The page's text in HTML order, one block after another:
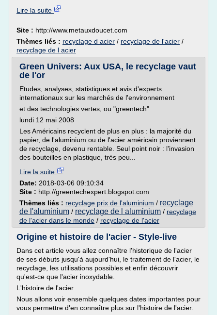
Lire la suite
Site : http://www.metauxdoucet.com
Thèmes liés : recyclage d acier / recyclage de l'acier /
recyclage de l acier
Green Univers: Aux USA, le recyclage vaut
de l'or
Etudes, analyses, statistiques et avis d'experts
internationaux sur les marchés de l'environnement
et des technologies vertes, ou "greentech"
lundi 12 mai 2008
Les Américains recyclent de plus en plus : la majorité du
papier, de l'aluminium ou de l'acier américain proviennent
de recyclage, devenu rentable. Seul point noir : l'invasion
des bouteilles en plastique, très peu...
Lire la suite
Date: 2018-03-06 09:10:34
Site : http://greentechexpert.blogspot.com
Thèmes liés : recyclage prix de l'aluminium / recyclage
de l'aluminium / recyclage de l aluminium / recyclage
de l'acier dans le monde / recyclage de l'acier
Origine et histoire de l'acier - Style-live
Dans cet article vous allez connaître l'historique de l'acier
de ses débuts jusqu'à aujourd'hui, le traitement de l'acier, le
recyclage, les utilisations possibles et enfin découvrir
qu'est-ce que l'acier inoxydable.
L'histoire de l'acier
Nous allons voir ensemble quelques dates importantes pour
vous permettre d'en connaître plus sur l'histoire de l'acier.